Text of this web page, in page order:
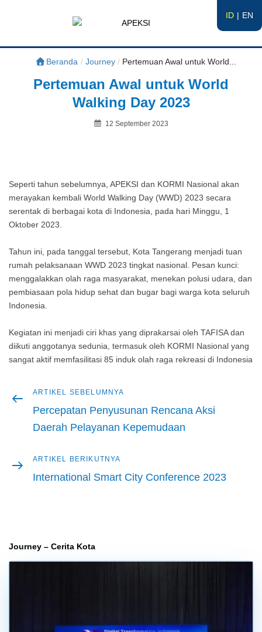
ID EN
APEKSI
#APEKSInergi
Beranda / Journey / Pertemuan Awal untuk World...
Pertemuan Awal untuk World
Walking Day 2023
Posted
12 September 2023
Seperti tahun sebelumnya, APEKSI dan KORMI Nasional akan
merayakan kembali World Walking Day (WWD) 2023 secara
serentak di berbagai kota di Indonesia, pada hari Minggu, 1
Oktober 2023.
Tahun ini, pada tanggal tersebut, Kota Tangerang menjadi tuan
rumah pelaksanaan WWD 2023 tingkat nasional. Pesan kunci:
menggalakkan olah raga masyarakat, menekan polusi udara, dan
pembiasaan pola hidup sehat dan bugar bagi warga kota seluruh
Indonesia.
Kegiatan ini menjadi ciri khas yang diprakarsai oleh TAFISA dan
diikuti anggotanya sedunia, termasuk oleh KORMI Nasional yang
sangat aktif memfasilitasi 85 induk olah raga rekreasi di Indonesia
Navigasi
pos
Artikel
sebelumnya
ARTIKEL SEBELUMNYA
Percepatan Penyusunan Rencana Aksi
Daerah Pelayanan Kepemudaan
Artikel
berikutnya
ARTIKEL BERIKUTNYA
International Smart City Conference 2023
Journey – Cerita Kota